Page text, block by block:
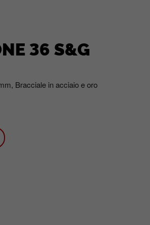
36 S&G